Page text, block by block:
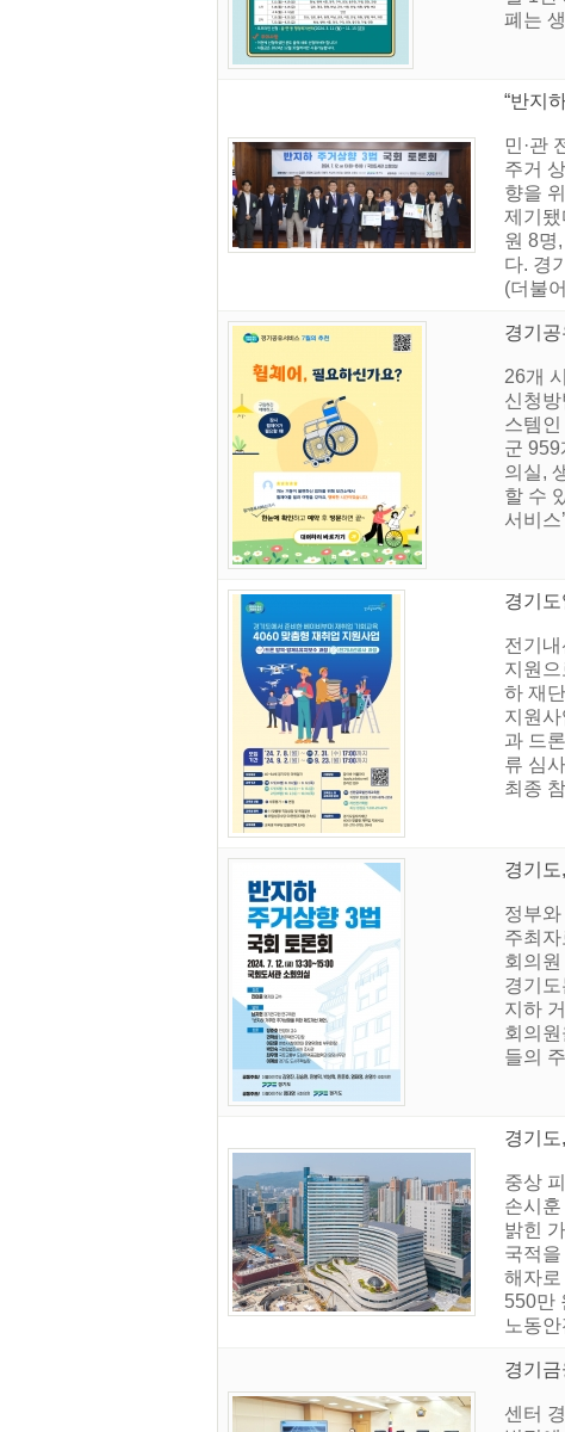
폐는
“반지
민·관
주거
향을
제기됐
원 8명
다. 경
(더불
경기
26개
신청
스템
군
의실,
할 수
서비
경기
전기
지원
하 재
지원
과 드
류 심
최종
경기
정부
주최
회의
경기
지하
회의원
들의
경기
중상
손시
밝힌
국적
해자
550만
노동
경기
센터